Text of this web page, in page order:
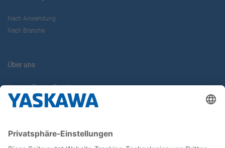
Nach Anwendung
Nach Branche
Über uns
Yaskawa Europe GmbH
Karriere
Newsletter